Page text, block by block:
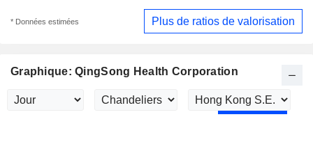
* Données estimées Plus de ratios de valorisation
Graphique: QingSong Health Corporation